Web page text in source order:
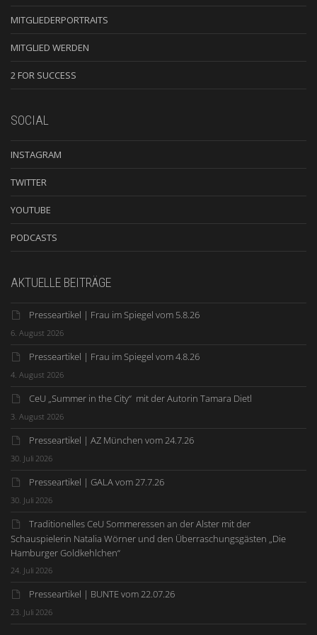
MITGLIEDERPORTRAITS
MITGLIED WERDEN
2 FOR SUCCESS
SOCIAL
INSTAGRAM
TWITTER
YOUTUBE
PODCASTS
AKTUELLE BEITRÄGE
Presseartikel | Frau im Spiegel vom 5.8.26
6. August 2026
Presseartikel | Frau im Spiegel vom 4.8.26
4. August 2026
CeU „Summer in the City“ mit der Autorin Tamara Dietl
3. August 2026
Presseartikel | AZ München vom 24.7.26
30. Juli 2026
Presseartikel | GALA vom 27.7.26
30. Juli 2026
Traditionelles CeU Sommeressen an der Alster mit der
Schauspielerin Natalia Wörner und den Überraschungsgästen „Die
Hamburger Goldkehlchen“
24. Juli 2026
Presseartikel | BUNTE vom 22.07.26
23. Juli 2026